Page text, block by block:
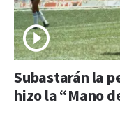
Subastarán la
hizo la “Mano